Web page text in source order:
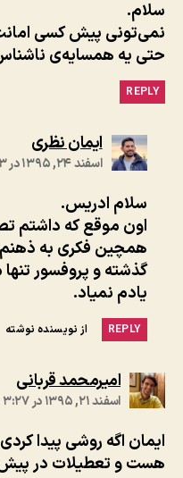
سلام.
نمی‌تونی پیش کسی
حتی یه همسایه‌ی
REPLY
ایمان نظری
اسفند ۲۴, ۱۳۹۵ در ۶:۵۳ ب.ظ
سلام ادریس.
اون موقع که داشتم
همچین فکری به ذهنم
گذشته و پروفسور
یادم نمیاد.
REPLY از نویسنده نوشته
امیرمحمد قربانی
اسفند ۲۱, ۱۳۹۵ در ۳:۲۷ ب.ظ
هست و تعطیلات در